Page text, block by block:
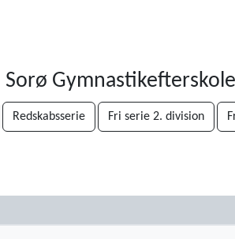
Sorø
Redskabsserie Fri serie 2. division